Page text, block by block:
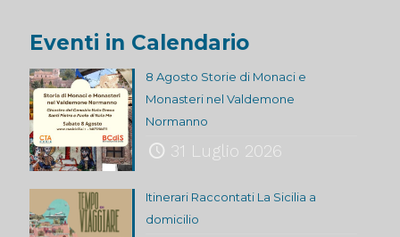
Eventi in Calendario
8 Agosto Storie di Monaci e
Monasteri nel Valdemone
Normanno
31 Luglio 2026
Itinerari Raccontati La Sicilia a
domicilio